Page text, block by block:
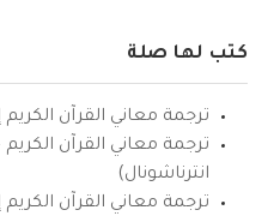
كتب لها صلة
ترجمة معاني القرآن الكريم
ترجمة معاني القرآن
انترناشونال)
ترجمة معاني القرآن الكريم